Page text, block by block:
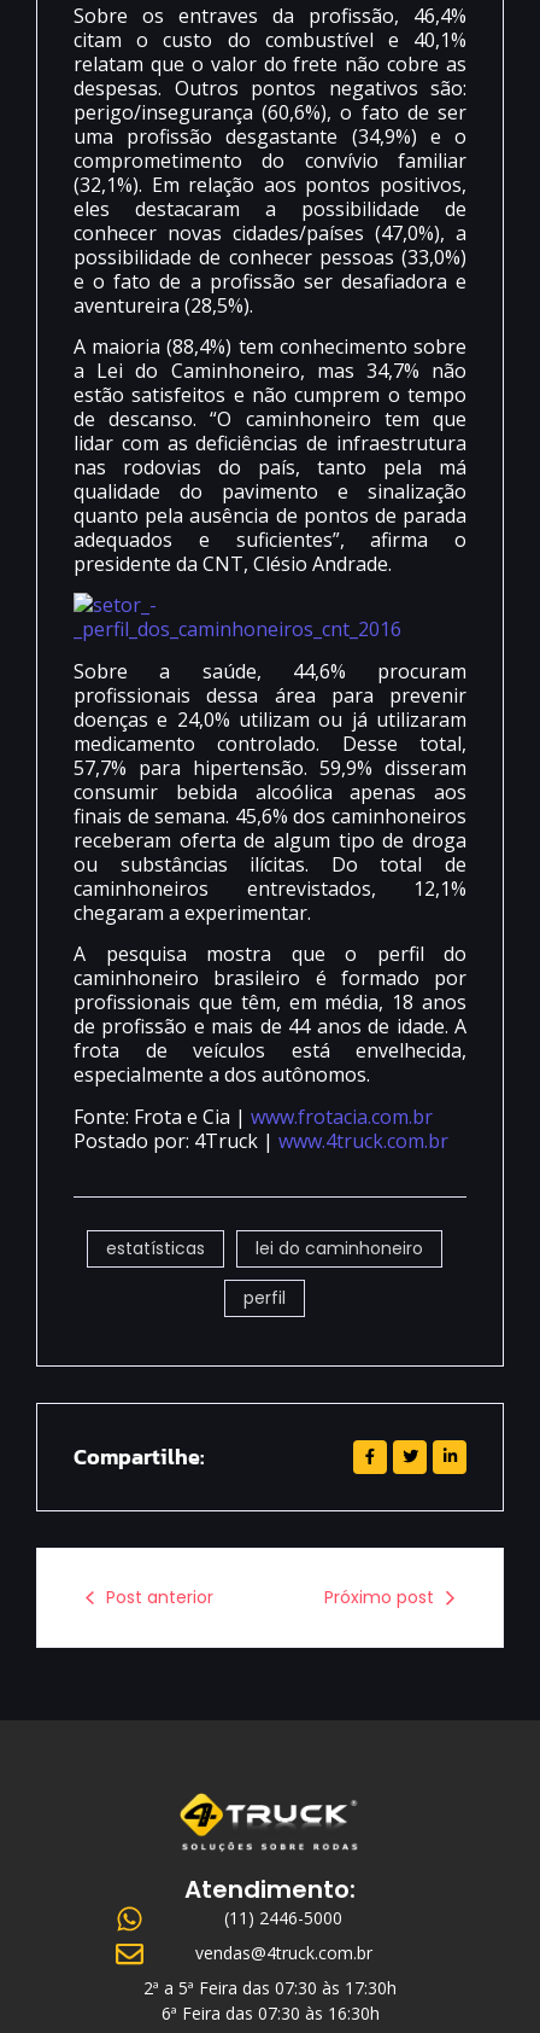
Sobre os entraves da profissão, 46,4%
citam o custo do combustível e 40,1%
relatam que o valor do frete não cobre as
despesas. Outros pontos negativos são:
perigo/insegurança (60,6%), o fato de ser
uma profissão desgastante (34,9%) e o
comprometimento do convívio familiar
(32,1%). Em relação aos pontos positivos,
eles destacaram a possibilidade de
conhecer novas cidades/países (47,0%), a
possibilidade de conhecer pessoas (33,0%)
e o fato de a profissão ser desafiadora e
aventureira (28,5%).
A maioria (88,4%) tem conhecimento sobre
a Lei do Caminhoneiro, mas 34,7% não
estão satisfeitos e não cumprem o tempo
de descanso. “O caminhoneiro tem que
lidar com as deficiências de infraestrutura
nas rodovias do país, tanto pela má
qualidade do pavimento e sinalização
quanto pela ausência de pontos de parada
adequados e suficientes”, afirma o
presidente da CNT, Clésio Andrade.
Sobre a saúde, 44,6% procuram
profissionais dessa área para prevenir
doenças e 24,0% utilizam ou já utilizaram
medicamento controlado. Desse total,
57,7% para hipertensão. 59,9% disseram
consumir bebida alcoólica apenas aos
finais de semana. 45,6% dos caminhoneiros
receberam oferta de algum tipo de droga
ou substâncias ilícitas. Do total de
caminhoneiros entrevistados, 12,1%
chegaram a experimentar.
A pesquisa mostra que o perfil do
caminhoneiro brasileiro é formado por
profissionais que têm, em média, 18 anos
de profissão e mais de 44 anos de idade. A
frota de veículos está envelhecida,
especialmente a dos autônomos.
Fonte: Frota e Cia | www.frotacia.com.br
Postado por: 4Truck | www.4truck.com.br
estatísticas lei do caminhoneiro
perfil
Compartilhe:
Post anterior Próximo post
Atendimento:
(11) 2446-5000
vendas@4truck.com.br
2ª a 5ª Feira das 07:30 às 17:30h
6ª Feira das 07:30 às 16:30h